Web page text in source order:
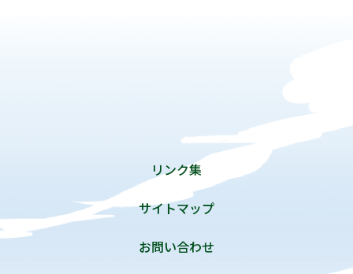
リンク集
サイトマップ
お問い合わせ